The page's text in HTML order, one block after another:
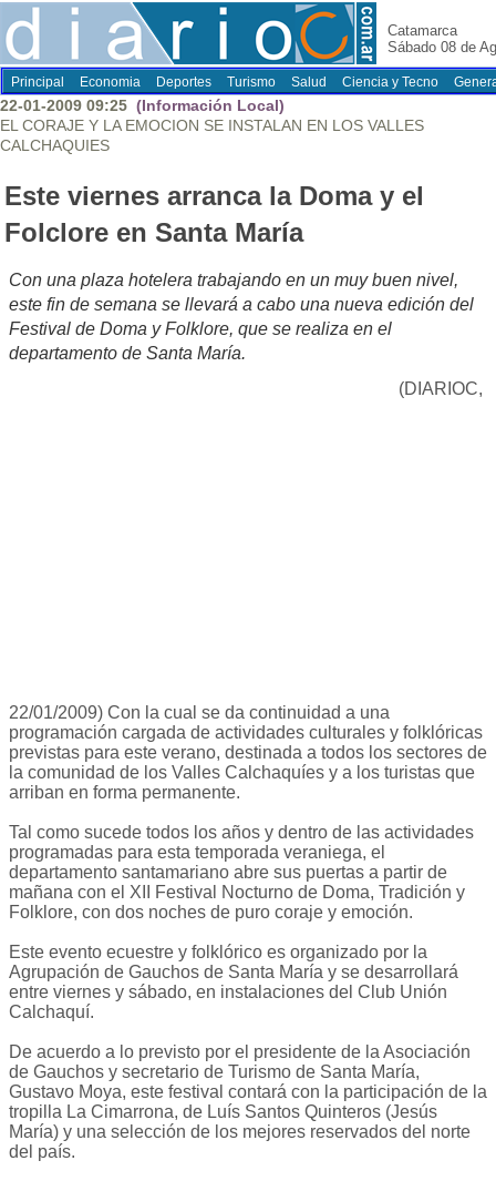
Catamarca
Sábado 08 de
Principal Economia Deportes Turismo Salud Ciencia y Tecno
22-01-2009 09:25 (Información Local)
EL CORAJE Y LA EMOCION SE INSTALAN EN LOS VALLES
CALCHAQUIES
Este viernes arranca la Doma y el
Folclore en Santa María
Con una plaza hotelera trabajando en un muy buen nivel,
este fin de semana se llevará a cabo una nueva edición del
Festival de Doma y Folklore, que se realiza en el
departamento de Santa María.
(DIARIOC,
22/01/2009) Con la cual se da continuidad a una
programación cargada de actividades culturales y folklóricas
previstas para este verano, destinada a todos los sectores de
la comunidad de los Valles Calchaquíes y a los turistas que
arriban en forma permanente.
Tal como sucede todos los años y dentro de las actividades
programadas para esta temporada veraniega, el
departamento santamariano abre sus puertas a partir de
mañana con el XII Festival Nocturno de Doma, Tradición y
Folklore, con dos noches de puro coraje y emoción.
Este evento ecuestre y folklórico es organizado por la
Agrupación de Gauchos de Santa María y se desarrollará
entre viernes y sábado, en instalaciones del Club Unión
Calchaquí.
De acuerdo a lo previsto por el presidente de la Asociación
de Gauchos y secretario de Turismo de Santa María,
Gustavo Moya, este festival contará con la participación de la
tropilla La Cimarrona, de Luís Santos Quinteros (Jesús
María) y una selección de los mejores reservados del norte
del país.